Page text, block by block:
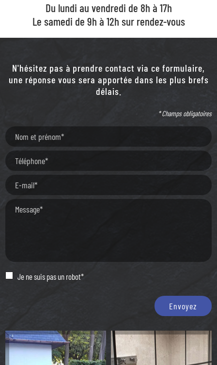
Du lundi au vendredi de 8h à 17h
Le samedi de 9h à 12h sur rendez-vous
N'hésitez pas à prendre contact via ce formulaire,
une réponse vous sera apportée dans les plus brefs
délais.
* Champs obligatoires
Je ne suis pas un robot*
Envoyez